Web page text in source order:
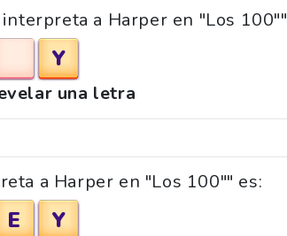
a Harper en "Los 100""
Y
una letra
a Harper en "Los 100"" es:
E Y